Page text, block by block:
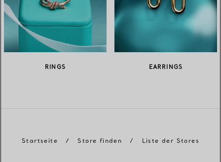
RINGS EARRINGS
Startseite / Store finden / Liste der Stores